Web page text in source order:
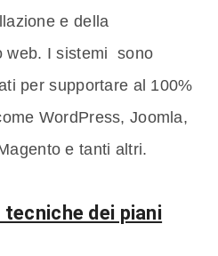
e della
web. I sistemi sono
per supportare al 100%
WordPress, Joomla,
e tanti altri.
dei piani